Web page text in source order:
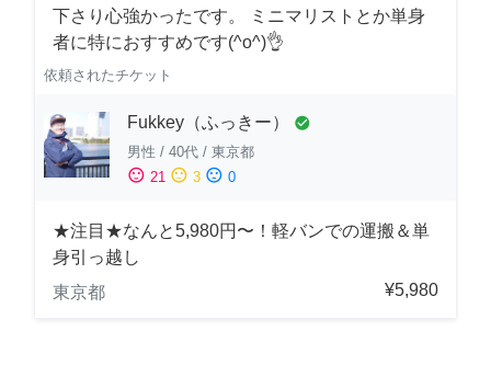
下さり心強かったです。 ミニマリストとか単身
者に特におすすめです(^o^)👌
依頼されたチケット
Fukkey（ふっきー） check_circle
男性 / 40代 / 東京都
sentiment_satisfied 21 sentiment_neutral 3 sentiment_dissatisfied 0
★注目★なんと5,980円〜！軽バンでの運搬＆単
身引っ越し
東京都
¥5,980